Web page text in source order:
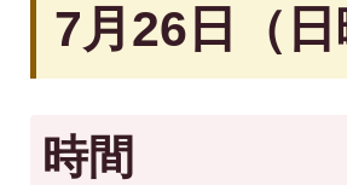
7月26日（日
時間